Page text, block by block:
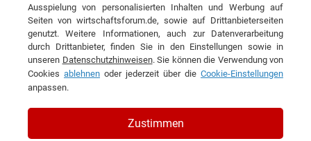
Menschen mit Ideen und Produkte
mit Mehrwert
Interview mit Jörg Schulden, Prokurist und
Vertriebsleiter der Rodriguez GmbH
Ausspielung von personalisierten Inhalten und Werbung auf
Seiten von wirtschaftsforum.de, sowie auf Drittanbieterseiten
genutzt. Weitere Informationen, auch zur Datenverarbeitung
durch Drittanbieter, finden Sie in den Einstellungen sowie in
unseren Datenschutzhinweisen. Sie können die Verwendung von
Cookies ablehnen oder jederzeit über die Cookie-Einstellungen
anpassen.
Zustimmen